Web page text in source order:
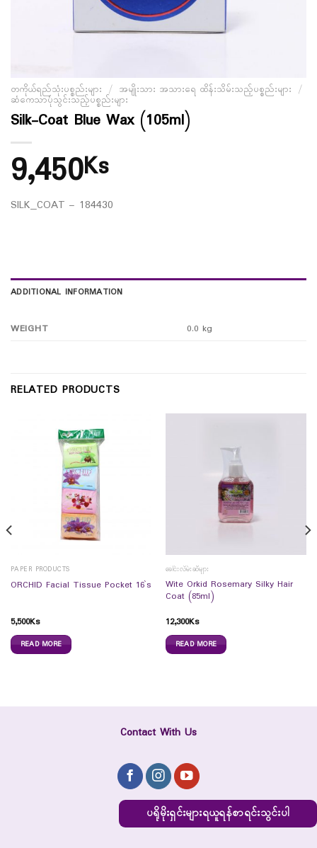
တကိုယ်ရည်သုံးပစ္စည်းများ / အမျိုးသား အသားရေ ထိန်းသိမ်းသည့်ပစ္စည်းများ /
ဆံကေသာပုံသွင်းသည့်ပစ္စည်းများ
Silk-Coat Blue Wax (105ml)
9,450Ks
SILK_COAT – 184430
ADDITIONAL INFORMATION
WEIGHT 0.0 kg
RELATED PRODUCTS
PAPER PRODUCTS
ORCHID Facial Tissue Pocket 16`s
5,500Ks
READ MORE
ခေါင်းလိမ်းဆီများ
Wite Orkid Rosemary Silky Hair
Coat (85ml)
12,300Ks
READ MORE
Contact With Us
ပရိုမိုးရှင်းများရယူရန်စာရင်းသွင်းပါ